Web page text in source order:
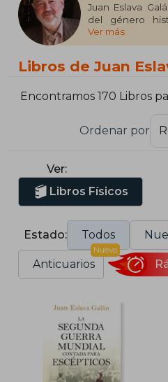
Juan Eslava
del género
como de no
con la
pseudónimo de
Ver más
Libros de Juan
Encontramos 170 Libros
Ordenar por
Ver:
Libros Físicos
Estado: Todos
Anticuarios
Nuevo